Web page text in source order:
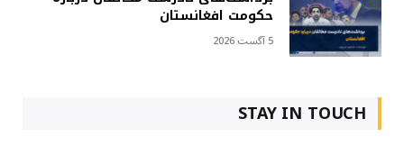
حکومت افغانستان
5 آگست 2026
STAY IN TOUCH